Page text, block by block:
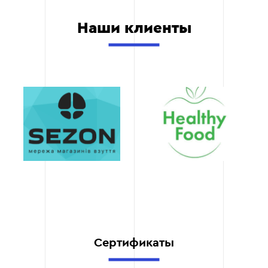
ключевыми словами, но и
со структурой сайта,
интеграцию
семантического ядра в
ваш бизнес-процесс.
Прозрачность и
отчетность
рекомендациями по их
использованию.
Наши клиенты
Сертификаты